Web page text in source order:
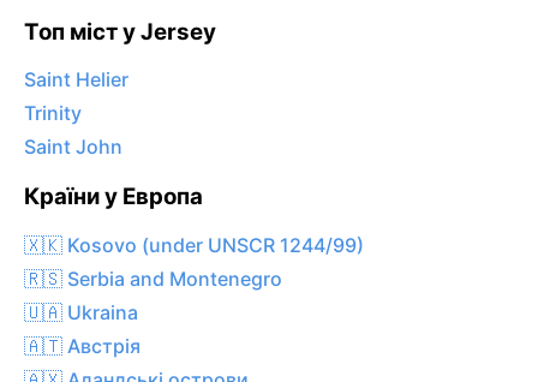
Топ міст у Jersey
Saint Helier
Trinity
Saint John
Країни у Европа
🇽🇰 Kosovo (under UNSCR 1244/99)
🇷🇸 Serbia and Montenegro
🇺🇦 Ukraina
🇦🇹 Австрія